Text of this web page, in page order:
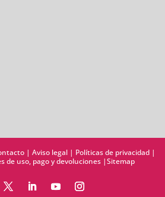
| Aviso legal| Políticas de privacidad|
de uso, pago y devoluciones |Sitemap